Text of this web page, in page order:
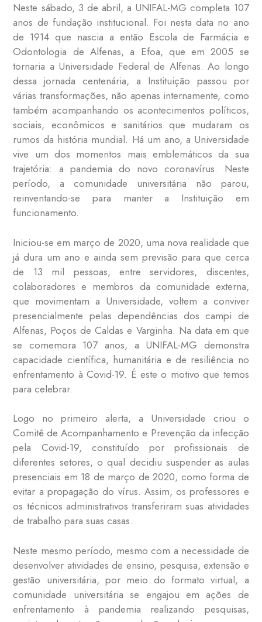
Neste sábado, 3 de abril, a UNIFAL-MG completa 107
anos de fundação institucional. Foi nesta data no ano
de 1914 que nascia a então Escola de Farmácia e
Odontologia de Alfenas, a Efoa, que em 2005 se
tornaria a Universidade Federal de Alfenas. Ao longo
dessa jornada centenária, a Instituição passou por
várias transformações, não apenas internamente, como
também acompanhando os acontecimentos políticos,
sociais, econômicos e sanitários que mudaram os
rumos da história mundial. Há um ano, a Universidade
vive um dos momentos mais emblemáticos da sua
trajetória: a pandemia do novo coronavírus. Neste
período, a comunidade universitária não parou,
reinventando-se para manter a Instituição em
funcionamento.
Iniciou-se em março de 2020, uma nova realidade que
já dura um ano e ainda sem previsão para que cerca
de 13 mil pessoas, entre servidores, discentes,
colaboradores e membros da comunidade externa,
que movimentam a Universidade, voltem a conviver
presencialmente pelas dependências dos campi de
Alfenas, Poços de Caldas e Varginha. Na data em que
se comemora 107 anos, a UNIFAL-MG demonstra
capacidade científica, humanitária e de resiliência no
enfrentamento à Covid-19. É este o motivo que temos
para celebrar.
Logo no primeiro alerta, a Universidade criou o
Comitê de Acompanhamento e Prevenção da infecção
pela Covid-19, constituído por profissionais de
diferentes setores, o qual decidiu suspender as aulas
presenciais em 18 de março de 2020, como forma de
evitar a propagação do vírus. Assim, os professores e
os técnicos administrativos transferiram suas atividades
de trabalho para suas casas.
Neste mesmo período, mesmo com a necessidade de
desenvolver atividades de ensino, pesquisa, extensão e
gestão universitária, por meio do formato virtual, a
comunidade universitária se engajou em ações de
enfrentamento à pandemia realizando pesquisas,